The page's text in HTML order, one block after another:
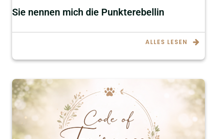
Sie nennen mich die Punkterebellin
ALLES LESEN